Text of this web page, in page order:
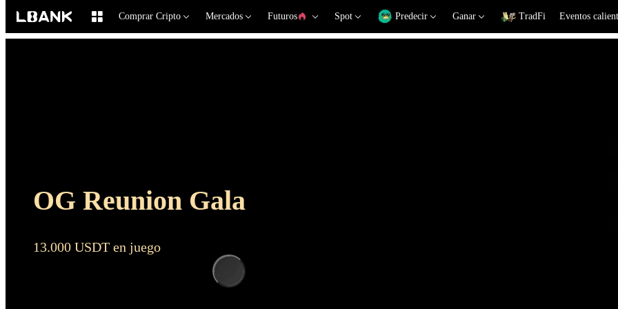
Comprar Cripto Mercados Futuros Spot Predecir Ganar TradFi Eventos
OG Reunion Gala
13.000 USDT en juego